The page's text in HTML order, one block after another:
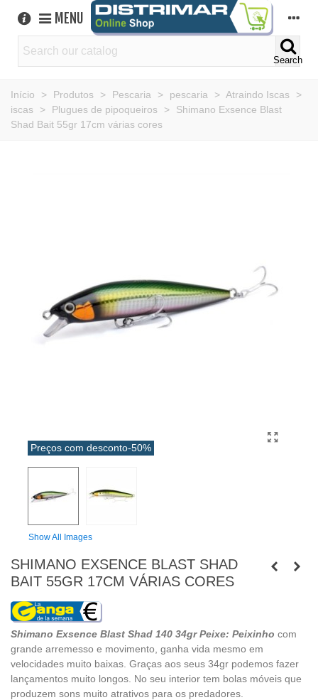
MENU
Search
Início > Produtos > Pescaria > pescaria > Atraindo Iscas
>
iscas
> Plugues de pipoqueiros >
Shimano Exsence Blast
Shad Bait 55gr 17cm várias cores
Preços com desconto-50%
Show All Images
SHIMANO EXSENCE BLAST SHAD
BAIT 55GR 17CM VÁRIAS CORES
Shimano Exsence Blast Shad 140 34gr Peixe: Peixinho com
grande arremesso e movimento, ganha vida mesmo em
velocidades muito baixas. Graças aos seus 34gr podemos fazer
lançamentos muito longos. No seu interior tem bolas móveis que
produzem sons muito atrativos para os predadores.